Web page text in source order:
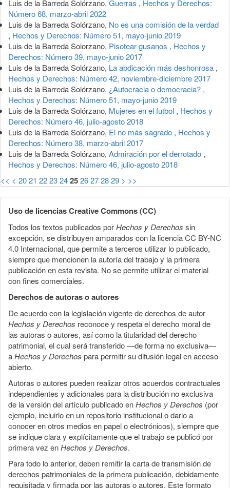
Luis de la Barreda Solórzano, Guerras , Hechos y Derechos:
Número 68, marzo-abril 2022
Luis de la Barreda Solórzano, No es una comisión de la verdad
, Hechos y Derechos: Número 51, mayo-junio 2019
Luis de la Barreda Solorzano, Pisotear gusanos , Hechos y
Derechos: Número 39, mayo-junio 2017
Luis de la Barreda Solórzano, La abdicación más deshonrosa ,
Hechos y Derechos: Número 42, noviembre-diciembre 2017
Luis de la Barreda Solórzano, ¿Autocracia o democracia? ,
Hechos y Derechos: Número 51, mayo-junio 2019
Luis de la Barreda Solórzano, Mujeres en el futbol , Hechos y
Derechos: Número 46, julio-agosto 2018
Luis de la Barreda Solórzano, El no más sagrado , Hechos y
Derechos: Número 38, marzo-abril 2017
Luis de la Barreda Solórzano, Admiración por el derrotado ,
Hechos y Derechos: Número 46, julio-agosto 2018
<< < 2021 2223242526272829 > >>
Uso de licencias Creative Commons (CC)
Todos los textos publicados porHechos y Derechos sin
excepción, se distribuyen amparados con la licencia CC BY-NC
4.0 Internacional, que permite a terceros utilizar lo publicado,
siempre que mencionen la autoría del trabajo y la primera
publicación en esta revista. No se permite utilizar el material
con fines comerciales.
Derechos de autoras o autores
De acuerdo con la legislación vigente de derechos de autor
Hechos y Derechos reconoce y respeta el derecho moral de
las autoras o autores, así como la titularidad del derecho
patrimonial, el cual será transferido —de forma no exclusiva—
aHechos y Derechos para permitir su difusión legal en acceso
abierto.
Autoras o autores pueden realizar otros acuerdos contractuales
independientes y adicionales para la distribución no exclusiva
de la versión del artículo publicado enHechos y Derechos (por
ejemplo, incluirlo en un repositorio institucional o darlo a
conocer en otros medios en papel o electrónicos), siempre que
se indique clara y explícitamente que el trabajo se publicó por
primera vez enHechos y Derechos.
Para todo lo anterior, deben remitir la carta de transmisión de
derechos patrimoniales de la primera publicación, debidamente
requisitada y firmada por las autoras o autores. Este formato